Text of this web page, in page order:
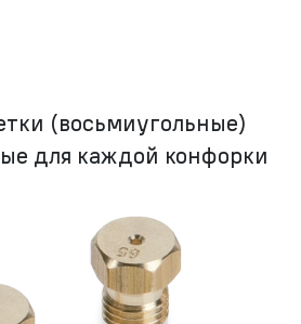
(восьмиугольные)
для каждой конфорки